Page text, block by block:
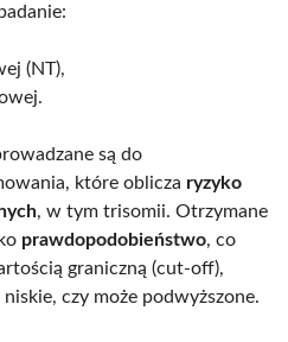
(NT),
są do
które oblicza ryzyko
, w tym trisomii. Otrzymane
prawdopodobieństwo, co
graniczną (cut-off),
czy może podwyższone.